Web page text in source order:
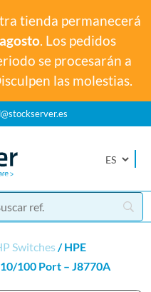
tienda permanecerá
. Los pedidos
se procesarán a
las molestias.
Switches / HPE
100 Port – J8770A